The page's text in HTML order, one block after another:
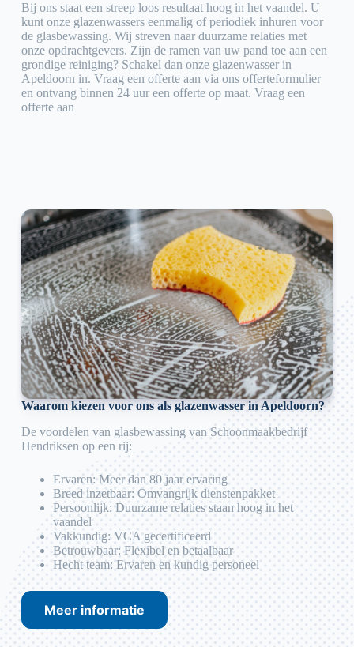
Bij ons staat een streep loos resultaat hoog in het vaandel. U
kunt onze glazenwassers eenmalig of periodiek inhuren voor
de glasbewassing. Wij streven naar duurzame relaties met
onze opdrachtgevers. Zijn de ramen van uw pand toe aan een
grondige reiniging? Schakel dan onze glazenwasser in
Apeldoorn in. Vraag een offerte aan via ons offerteformulier
en ontvang binnen 24 uur een offerte op maat. Vraag een
offerte aan
Waarom kiezen voor ons als glazenwasser in Apeldoorn?
De voordelen van glasbewassing van Schoonmaakbedrijf
Hendriksen op een rij:
Ervaren: Meer dan 80 jaar ervaring
Breed inzetbaar: Omvangrijk dienstenpakket
Persoonlijk: Duurzame relaties staan hoog in het
vaandel
Vakkundig: VCA gecertificeerd
Betrouwbaar: Flexibel en betaalbaar
Hecht team: Ervaren en kundig personeel
Meer informatie